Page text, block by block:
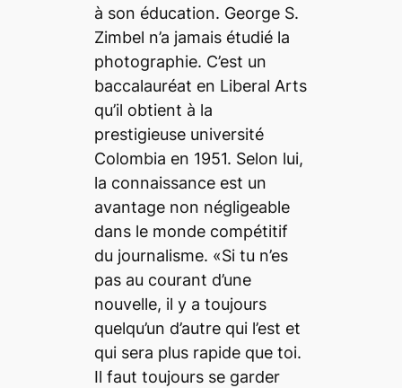
à son éducation. George S.
Zimbel n’a jamais étudié la
photographie. C’est un
baccalauréat en Liberal Arts
qu’il obtient à la
prestigieuse université
Colombia en 1951. Selon lui,
la connaissance est un
avantage non négligeable
dans le monde compétitif
du journalisme. «Si tu n’es
pas au courant d’une
nouvelle, il y a toujours
quelqu’un d’autre qui l’est et
qui sera plus rapide que toi.
Il faut toujours se garder